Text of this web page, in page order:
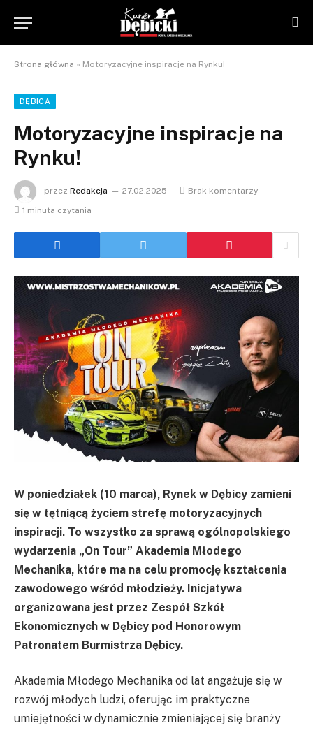
Strona główna » Motoryzacyjne inspiracje na Rynku!
DĘBICA
Motoryzacyjne inspiracje na
Rynku!
przez Redakcja 27.02.2025
Brak komentarzy
1 minuta czytania
W poniedziałek (10 marca), Rynek w Dębicy zamieni
się w tętniącą życiem strefę motoryzacyjnych
inspiracji. To wszystko za sprawą ogólnopolskiego
wydarzenia „On Tour” Akademia Młodego
Mechanika, które ma na celu promocję kształcenia
zawodowego wśród młodzieży. Inicjatywa
organizowana jest przez Zespół Szkół
Ekonomicznych w Dębicy pod Honorowym
Patronatem Burmistrza Dębicy.
Akademia Młodego Mechanika od lat angażuje się w
rozwój młodych ludzi, oferując im praktyczne
umiejętności w dynamicznie zmieniającej się branży